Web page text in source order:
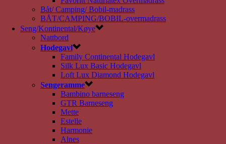
Båt/ Camping/ Bobil-madrass
BÅT/CAMPING/BOBIL-overmadrass
Seng/Kontinental/Køye
Nattbord
Hodegavl
Family Continental Hodegavl
Silk Lux Basic Hodegavl
Loft Lux Diamond Hodegavl
Sengeramme
Bambino barneseng
GTR Barneseng
Mette
Estelle
Harmonie
Alnes